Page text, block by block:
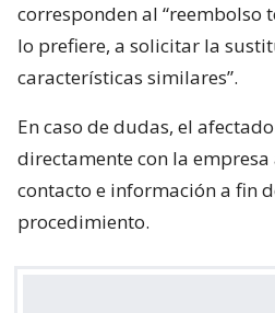
corresponden al “reembolso
lo prefiere, a solicitar la
características similares”.
En caso de dudas, el
directamente con la
contacto e información a fin
procedimiento.